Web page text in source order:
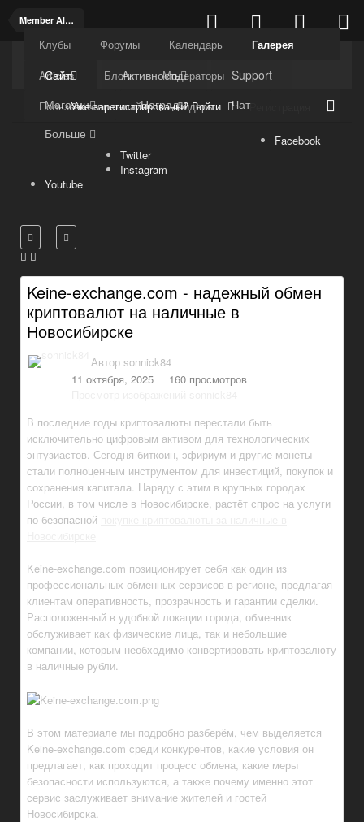
Member Albums
Kuli4kam.net Дружный форум
Сайт
Клубы Форумы Календарь
Галерея
Articles
Блоги
Модераторы
Пользователи онлайн
Лидеры
Активность
Support
Магазин
Награды
Чат
Больше
Уже зарегистрированы? Войти Регистрация
Facebook
Twitter
Instagram
Youtube
Keine-exchange.com - надежный обмен
криптовалют на наличные в
Новосибирске
Автор sonnick84
11 октября, 2025
160 просмотров
В последние годы криптовалюты перестали быть
исключительно цифровым активом для технологических
энтузиастов. Сегодня биткоин, эфириум и другие монеты
стали полноценным инструментом для инвестиций, покупок и
сохранения капитала. Наряду с этим в крупных городах
России, в том числе в Новосибирске, растёт спрос на услуги
по безопасной
Keine-exchange.com позиционирует себя как один из
профессиональных обменных сервисов в регионе, предлагая
клиентам оперативность, прозрачность и гарантии сделки.
Расположенный в удобной локации города, обменник
обслуживает как физические лица, так и небольшие
компании, которым необходимо конвертировать криптовалюту
в наличные рубли.
В этом материале мы подробно разберём, чем выделяется
Keine-exchange.com среди конкурентов, какие условия он
предлагает, как проходит процесс обмена, какие меры
безопасности используются, а также почему именно этот
сервис заслуживает внимание жителей и гостей
Новосибирска.